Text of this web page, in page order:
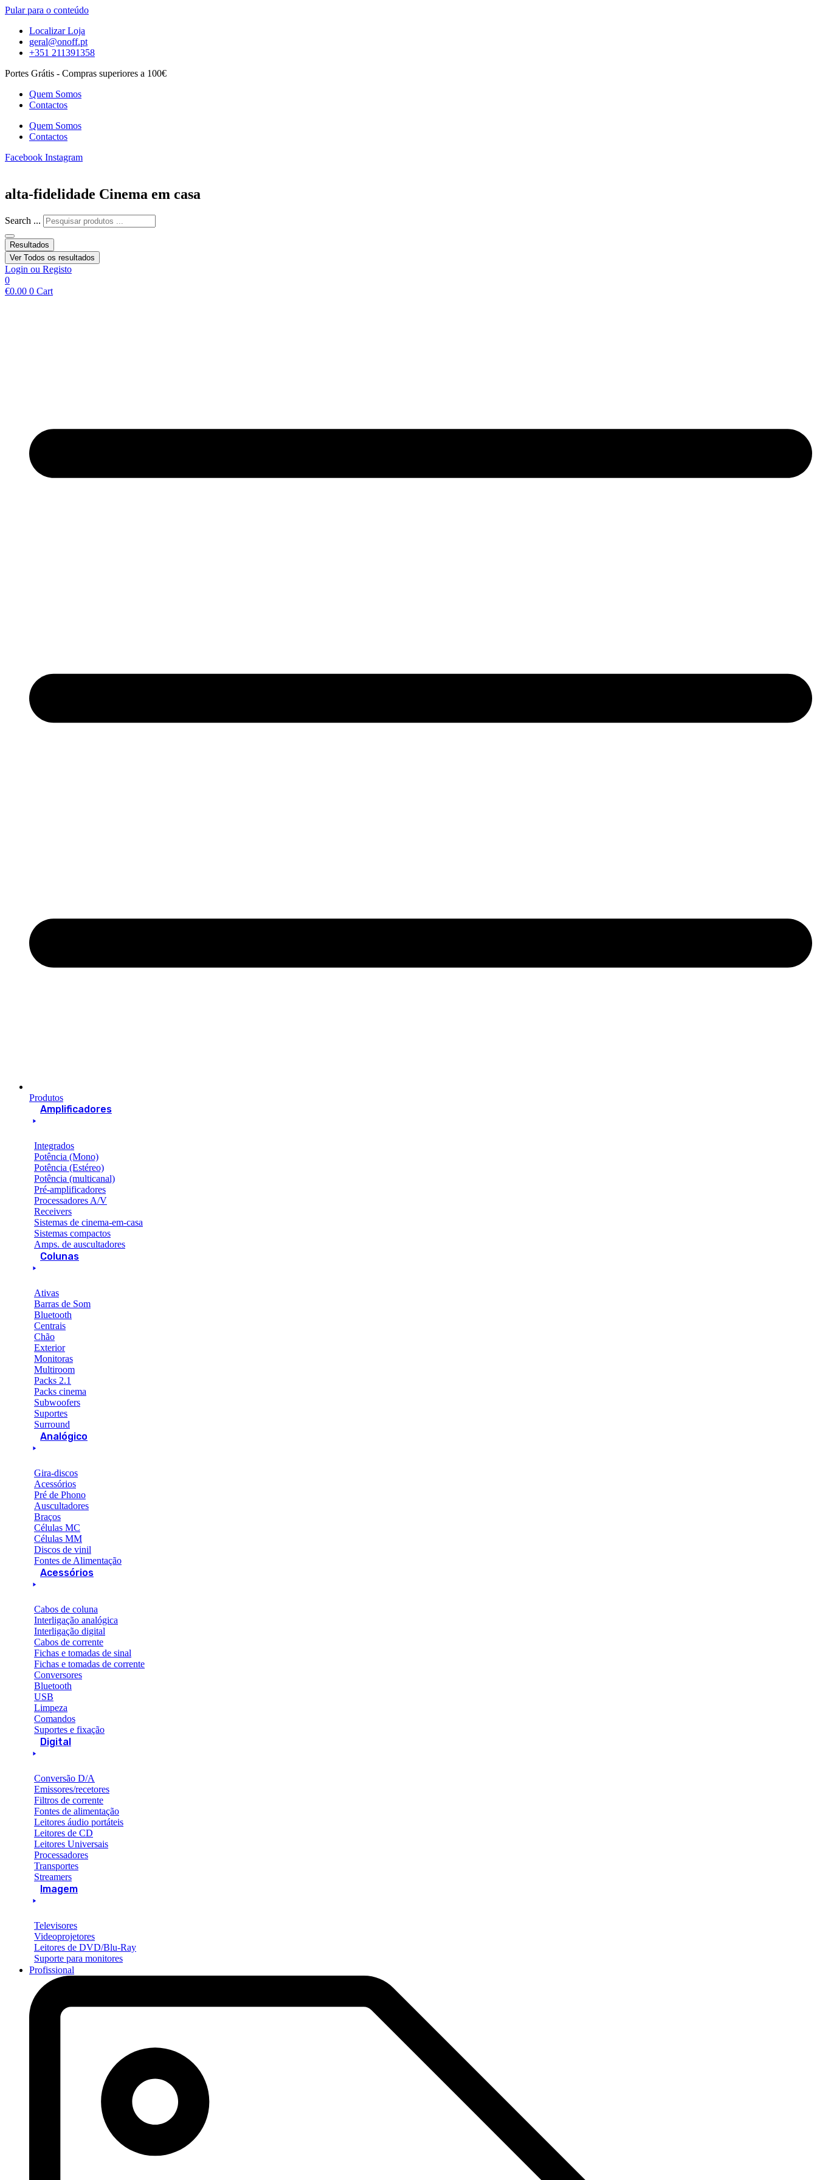
Pular para o conteúdo
Localizar Loja
geral@onoff.pt
+351 211391358
Portes Grátis - Compras superiores a 100€
Quem Somos
Contactos
Quem Somos
Contactos
Facebook Instagram
alta-fidelidade Cinema em casa
Search ...
Resultados
Ver Todos os resultados
Login ou Registo
0
€0.00 0 Cart
Produtos
Amplificadores
Integrados
Potência (Mono)
Potência (Estéreo)
Potência (multicanal)
Pré-amplificadores
Processadores A/V
Receivers
Sistemas de cinema-em-casa
Sistemas compactos
Amps. de auscultadores
Colunas
Ativas
Barras de Som
Bluetooth
Centrais
Chão
Exterior
Monitoras
Multiroom
Packs 2.1
Packs cinema
Subwoofers
Suportes
Surround
Analógico
Gira-discos
Acessórios
Pré de Phono
Auscultadores
Braços
Células MC
Células MM
Discos de vinil
Fontes de Alimentação
Acessórios
Cabos de coluna
Interligação analógica
Interligação digital
Cabos de corrente
Fichas e tomadas de sinal
Fichas e tomadas de corrente
Conversores
Bluetooth
USB
Limpeza
Comandos
Suportes e fixação
Digital
Conversão D/A
Emissores/recetores
Filtros de corrente
Fontes de alimentação
Leitores áudio portáteis
Leitores de CD
Leitores Universais
Processadores
Transportes
Streamers
Imagem
Televisores
Videoprojetores
Leitores de DVD/Blu-Ray
Suporte para monitores
Profissional